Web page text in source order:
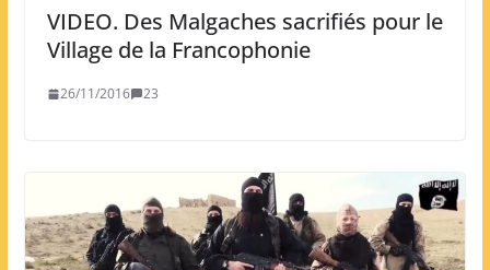
VIDEO. Des Malgaches sacrifiés pour le
Village de la Francophonie
26/11/2016 23